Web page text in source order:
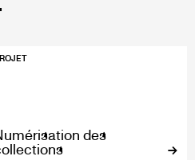
des